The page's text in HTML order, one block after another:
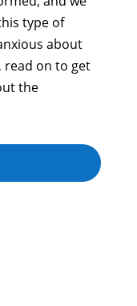
type of
about
read on to get
the